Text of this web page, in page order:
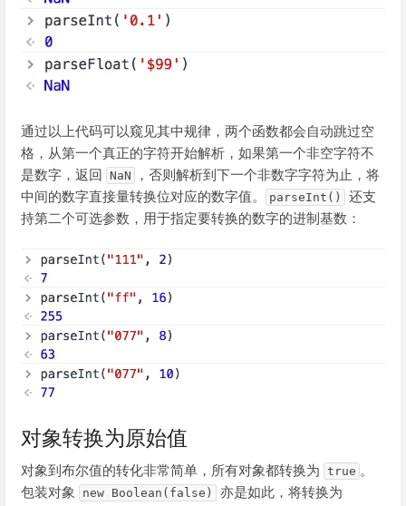
通过以上代码可以窥见其中规律，两个函数都会自动跳过空
格，从第一个真正的字符开始解析，如果第一个非空字符不
是数字，返回
NaN
，否则解析到下一个非数字字符为止，将
中间的数字直接量转换位对应的数字值。
parseInt()
还支
持第二个可选参数，用于指定要转换的数字的进制基数：
对象转换为原始值
对象到布尔值的转化非常简单，所有对象都转换为 true 。
包装对象
new Boolean(false) 亦是如此，将转换为